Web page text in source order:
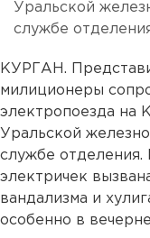
Уральской
службе
КУРГАН.
милиционеры
электропоезда на
Уральской
службе отделения.
электричек
вандализма и
особенно в